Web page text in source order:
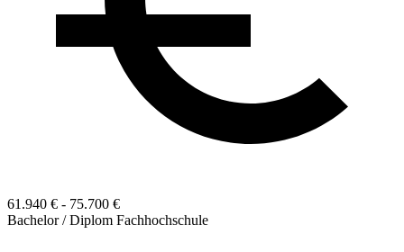
61.940 € - 75.700 €
Bachelor / Diplom Fachhochschule